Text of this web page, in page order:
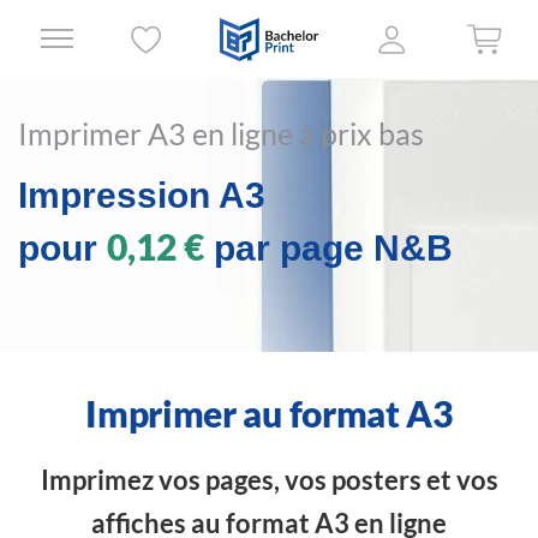
Imprimer A3 en ligne à prix bas
Impression A3
pour 0,12 € par page N&B
Imprimer au format A3
Imprimez vos pages, vos posters et vos
affiches au format A3 en ligne